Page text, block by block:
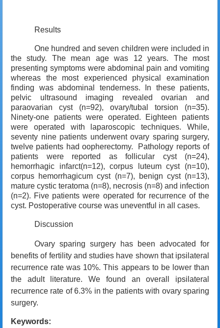
Results
One hundred and seven children were included in
the study. The mean age was 12 years. The most
presenting symptoms were abdominal pain and vomiting
whereas the most experienced physical examination
finding was abdominal tenderness. In these patients,
pelvic ultrasound imaging revealed ovarian and
paraovarian cyst (n=92), ovary/tubal torsion (n=35).
Ninety-one patients were operated. Eighteen patients
were operated with laparoscopic techniques. While,
seventy nine patients underwent ovary sparing surgery,
twelve patients had oopherectomy. Pathology reports of
patients were reported as follicular cyst (n=24),
hemorrhagic infarct(n=12), corpus luteum cyst (n=10),
corpus hemorrhagicum cyst (n=7), benign cyst (n=13),
mature cystic teratoma (n=8), necrosis (n=8) and infection
(n=2). Five patients were operated for recurrence of the
cyst. Postoperative course was uneventful in all cases.
Discussion
Ovary sparing surgery has been advocated for
benefits of fertility and studies have shown that ipsilateral
recurrence rate was 10%. This appears to be lower than
the adult literature. We found an overall ipsilateral
recurrence rate of 6.3% in the patients with ovary sparing
surgery.
Keywords: